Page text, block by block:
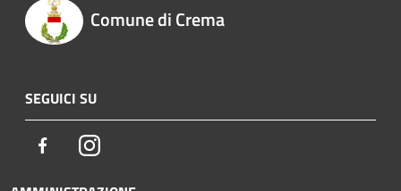
Comune di Crema
SEGUICI SU
FacebookInstagram